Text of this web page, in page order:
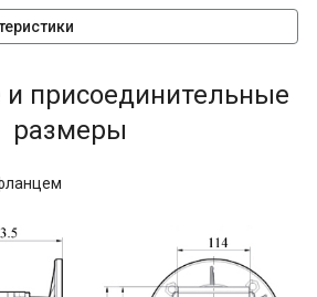
и присоединительные
размеры